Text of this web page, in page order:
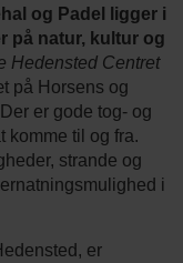
og Padel ligger i
på natur, kultur og
Hedensted Centret
på Horsens og
er gode tog- og
komme til og fra.
strande og
i
er